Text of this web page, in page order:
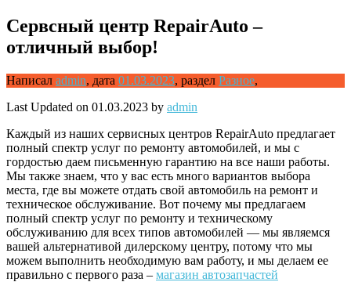
Сервсный центр RepairAuto –
отличный выбор!
Написал admin, дата 01.03.2023, раздел Разное,
Last Updated on 01.03.2023 by admin
Каждый из наших сервисных центров RepairAuto предлагает
полный спектр услуг по ремонту автомобилей, и мы с
гордостью даем письменную гарантию на все наши работы.
Мы также знаем, что у вас есть много вариантов выбора
места, где вы можете отдать свой автомобиль на ремонт и
техническое обслуживание. Вот почему мы предлагаем
полный спектр услуг по ремонту и техническому
обслуживанию для всех типов автомобилей — мы являемся
вашей альтернативой дилерскому центру, потому что мы
можем выполнить необходимую вам работу, и мы делаем ее
правильно с первого раза – магазин автозапчастей